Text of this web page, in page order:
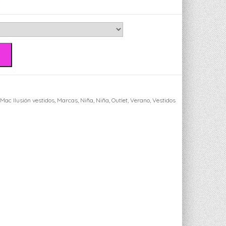
Mac Ilusión vestidos Marcas Niña Niña ,Outlet ,Verano ,Vestidos